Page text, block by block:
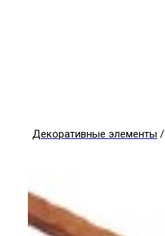
Декоративные элементы /